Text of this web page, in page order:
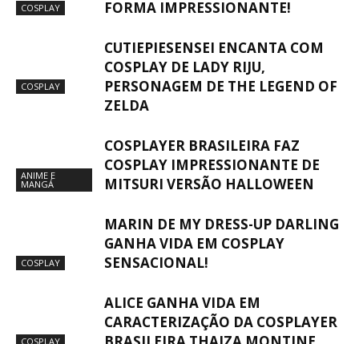
COSPLAY
FORMA IMPRESSIONANTE!
COSPLAY
CUTIEPIESENSEI ENCANTA COM
COSPLAY DE LADY RIJU,
PERSONAGEM DE THE LEGEND OF
ZELDA
ANIME E
MANGÁ
COSPLAYER BRASILEIRA FAZ
COSPLAY IMPRESSIONANTE DE
MITSURI VERSÃO HALLOWEEN
COSPLAY
MARIN DE MY DRESS-UP DARLING
GANHA VIDA EM COSPLAY
SENSACIONAL!
COSPLAY
ALICE GANHA VIDA EM
CARACTERIZAÇÃO DA COSPLAYER